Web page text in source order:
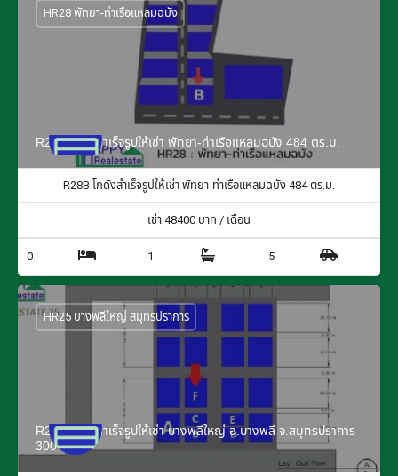
R28B โกดังสำเร็จรูปให้เช่า พัทยา-ท่าเรือแหลมฉบัง 484 ตร.ม.
HR28 พัทยา-ท่าเรือแหลมฉบัง
R28B โกดังสำเร็จรูปให้เช่า พัทยา-ท่าเรือแหลมฉบัง 484 ตร.ม.
เช่า48400 บาท / เดือน
0 1 5
R25F โกดังสำเร็จรูปให้เช่า บางพลีใหญ่ อ.บางพลี จ.สมุทรปราการ
300 ตรม.
HR25 บางพลีใหญ่ สมุทรปราการ